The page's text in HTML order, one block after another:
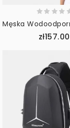
zł157.00